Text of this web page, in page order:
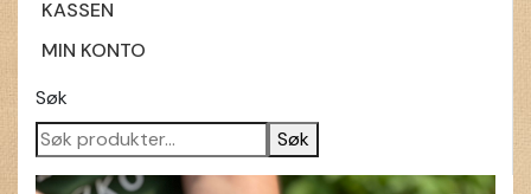
KASSEN
MIN KONTO
Søk
Søk